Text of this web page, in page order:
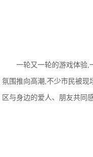
一轮又一轮的游戏体验,
氛围推向高潮,不少市民被现
区与身边的爱人、朋友共同